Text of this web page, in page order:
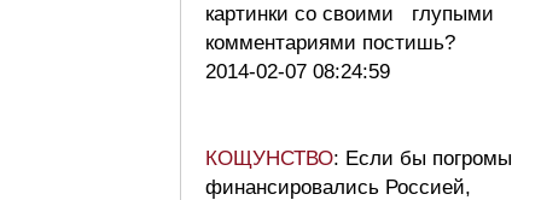
картинки со своими глупыми
комментариями постишь?
2014-02-07 08:24:59
КОЩУНСТВО: Если бы погромы
финансировались Россией,